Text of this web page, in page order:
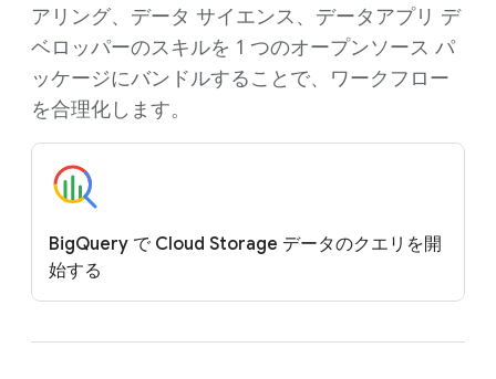
アリング、データ サイエンス、データアプリ デ
ベロッパーのスキルを 1 つのオープンソース パ
ッケージにバンドルすることで、ワークフロー
を合理化します。
BigQuery で Cloud Storage データのクエリを開
始する